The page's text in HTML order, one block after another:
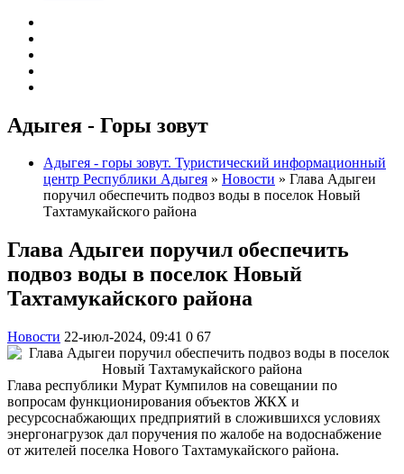
Адыгея - Горы зовут
Адыгея - горы зовут. Туристический информационный
центр Республики Адыгея » Новости » Глава Адыгеи
поручил обеспечить подвоз воды в поселок Новый
Тахтамукайского района
Глава Адыгеи поручил обеспечить
подвоз воды в поселок Новый
Тахтамукайского района
Новости 22-июл-2024, 09:41 0 67
Глава республики Мурат Кумпилов на совещании по
вопросам функционирования объектов ЖКХ и
ресурсоснабжающих предприятий в сложившихся условиях
энергонагрузок дал поручения по жалобе на водоснабжение
от жителей поселка Нового Тахтамукайского района.